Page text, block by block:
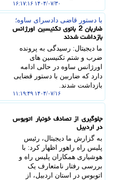
۱۴۰۴/۰۷/۳۰ ۱۶:۱۷:۱۶
با دستور قاضی دادسرای ساوه؛
ضاربان 2 بانوی تکنیسین اورژانس
بازداشت شدند
ما دیجیتال: رسیدگی به پرونده
ضرب و شتم تکنیسین های
اورژانس ساوه در حالی ادامه
دارد که ضاربین با دستور قضایی
بازداشت شدند.
۱۴۰۴/۰۷/۱۶ ۱۱:۱۹:۴۹
جلوگیری از تصادف خونبار اتوبوس
در اردبیل
به گزارش ما دیجیتال، رئیس
پلیس راه راهور اظهار کرد: با
هوشیاری همکاران پلیس راه و
بررسی رفتار نامتعارف یک
اتوبوس در استان اردبیل، از